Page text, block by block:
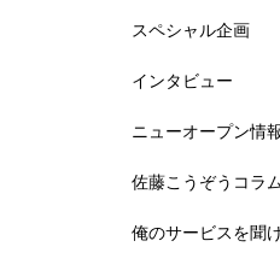
スペシャル企画
インタビュー
ニューオープン情
佐藤こうぞうコラ
俺のサービスを聞